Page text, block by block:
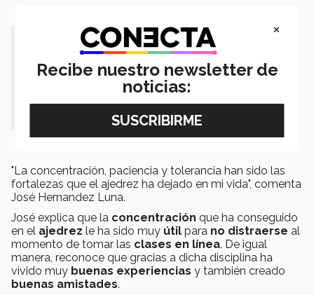
"La concentración, paciencia y
tolerancia han sido las fortalezas que
el ajedrez ha dejado en mi vida" -
José Hernández.
"La concentración, paciencia y tolerancia han sido las
fortalezas que el ajedrez ha dejado en mi vida", comenta
José Hernandez Luna.
José explica que la concentración que ha conseguido
en el ajedrez le ha sido muy útil para no distraerse al
momento de tomar las clases en línea. De igual
manera, reconoce que gracias a dicha disciplina ha
vivido muy buenas experiencias y también creado
buenas amistades.
×
Recibe nuestro newsletter de
noticias: